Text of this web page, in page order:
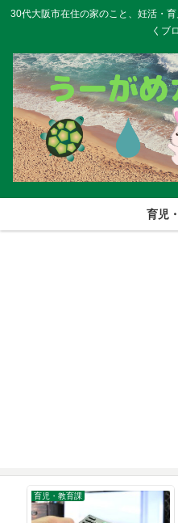
30代大阪市在住の家のこと、妊活・
くブ
育児
育児・教育課